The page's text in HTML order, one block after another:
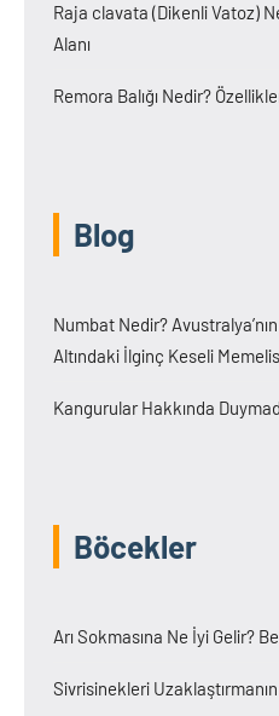
Raja clavata (Dikenli Vatoz)
Alanı
Remora Balığı Nedir?
Blog
Numbat Nedir?
Altındaki İlginç Keseli
Kangurular Hakkında
Böcekler
Arı Sokmasına Ne İyi Gelir?
Sivrisinekleri